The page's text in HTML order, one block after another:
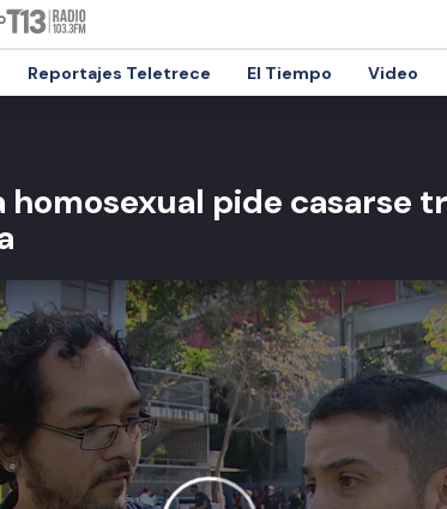
Reportajes Teletrece El Tiempo Video
homosexual pide casarse